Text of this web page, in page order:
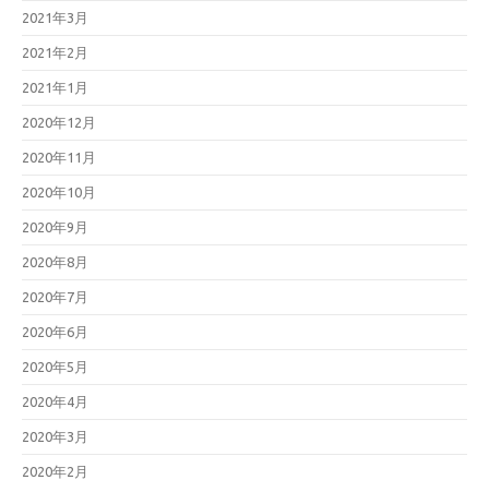
2021年3月
2021年2月
2021年1月
2020年12月
2020年11月
2020年10月
2020年9月
2020年8月
2020年7月
2020年6月
2020年5月
2020年4月
2020年3月
2020年2月